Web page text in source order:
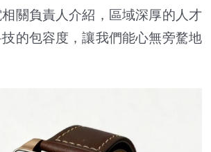
關負責人介紹，區域深厚的人才
的包容度，讓我們能心無旁騖地